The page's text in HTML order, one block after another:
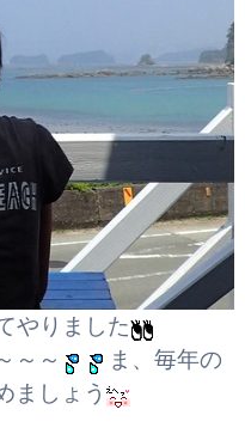
やりました
～～
ま、毎年の
ましょう